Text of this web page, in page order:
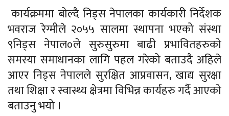
कार्यक्रममा बोल्दै निड्स नेपालका कार्यकारी निर्देशक
भवराज रेग्मीले २०५५ सालमा स्थापना भएको संस्था
९निड्स नेपाल०ले सुरुसुरुमा बाढी प्रभावितहरुको
समस्या समाधानका लागि पहल गरेको बताउदै अहिले
आएर निड्स नेपालले सुरक्षित आप्रवासन, खाद्य सुरक्षा
तथा शिक्षा र स्वास्थ्य क्षेत्रमा विभिन्न कार्यहरु गर्दै आएको
बताउनु भयो ।